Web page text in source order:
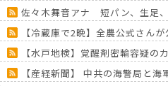
佐々木舞音アナ 短パン、生足
【冷蔵庫で2晩】全農公式さん
【水戸地検】覚醒剤密輸容疑の
【産経新聞】 中共の海警局と